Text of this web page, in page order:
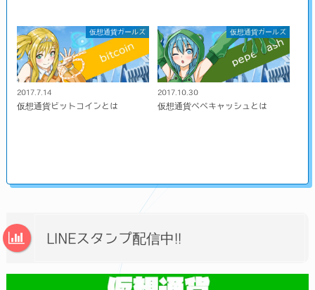
仮想通貨ガールズ
2017.7.14
仮想通貨ビットコインとは
仮想通貨ガールズ
2017.10.30
仮想通貨ペペキャッシュとは
LINEスタンプ配信中!!